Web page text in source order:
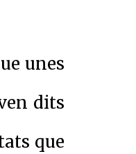
unes
dits
que